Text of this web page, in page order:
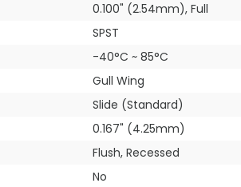
0.100" (2.54mm), Full
SPST
-40°C ~ 85°C
Gull Wing
Slide (Standard)
0.167" (4.25mm)
Flush, Recessed
No